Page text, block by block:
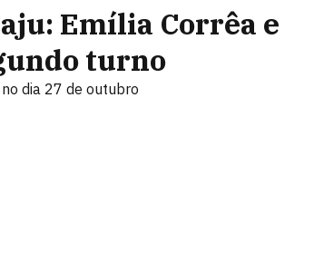
Emília Corrêa e
turno
dia 27 de outubro